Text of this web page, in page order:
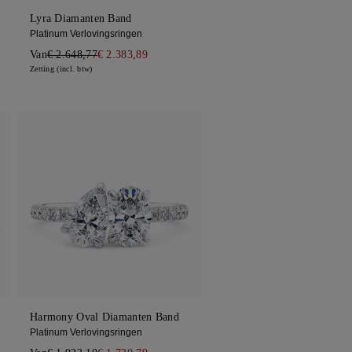
Lyra Diamanten Band
Platinum Verlovingsringen
Van€ 2.648,77€ 2.383,89
Zetting (incl. btw)
Harmony Oval Diamanten Band
Platinum Verlovingsringen